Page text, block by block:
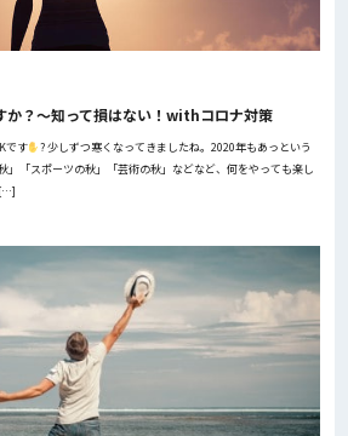
か？～知って損はない！withコロナ対策
です
? 少しずつ寒くなってきましたね。2020年もあっという
」「スポーツの秋」「芸術の秋」などなど、何をやっても楽し